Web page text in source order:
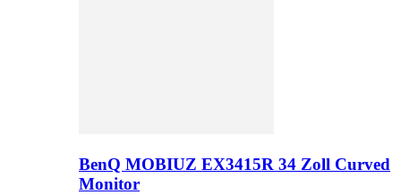
BenQ MOBIUZ EX3415R 34 Zoll Curved
Monitor